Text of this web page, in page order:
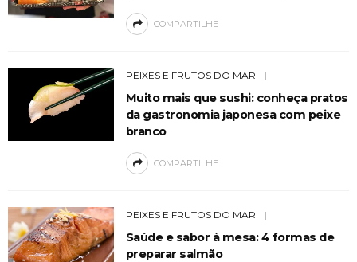
COMPARTILHE
PEIXES E FRUTOS DO MAR
Muito mais que sushi: conheça pratos
da gastronomia japonesa com peixe
branco
COMPARTILHE
PEIXES E FRUTOS DO MAR
Saúde e sabor à mesa: 4 formas de
preparar salmão